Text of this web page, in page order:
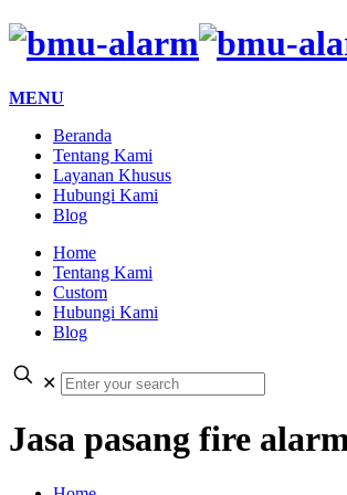
MENU
Beranda
Tentang Kami
Layanan Khusus
Hubungi Kami
Blog
Home
Tentang Kami
Custom
Hubungi Kami
Blog
✕
Jasa pasang fire